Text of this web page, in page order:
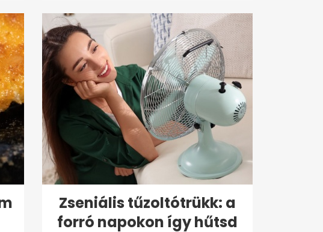
Zseniális tűzoltótrükk: a
forró napokon így hűtsd